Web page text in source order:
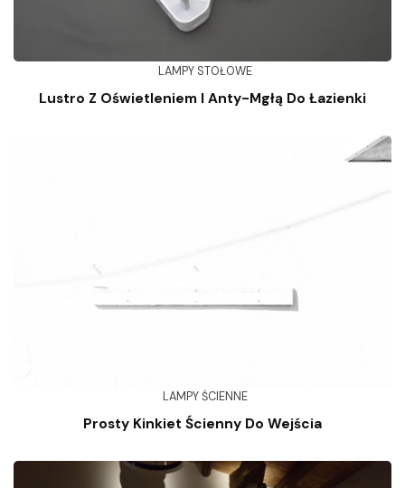
LAMPY STOŁOWE
Lustro Z Oświetleniem I Anty-Mgłą Do Łazienki
LAMPY ŚCIENNE
Prosty Kinkiet Ścienny Do Wejścia